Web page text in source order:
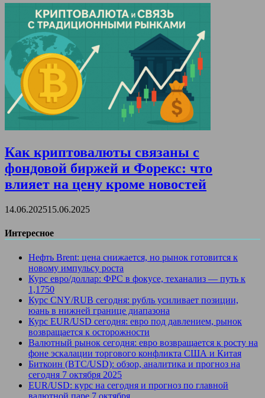
Как криптовалюты связаны с
фондовой биржей и Форекс: что
влияет на цену кроме новостей
14.06.202515.06.2025
Интересное
Нефть Brent: цена снижается, но рынок готовится к
новому импульсу роста
Курс евро/доллар: ФРС в фокусе, теханализ — путь к
1,1750
Курс CNY/RUB сегодня: рубль усиливает позиции,
юань в нижней границе диапазона
Курс EUR/USD сегодня: евро под давлением, рынок
возвращается к осторожности
Валютный рынок сегодня: евро возвращается к росту на
фоне эскалации торгового конфликта США и Китая
Биткоин (BTC/USD): обзор, аналитика и прогноз на
сегодня 7 октября 2025
EUR/USD: курс на сегодня и прогноз по главной
валютной паре 7 октября